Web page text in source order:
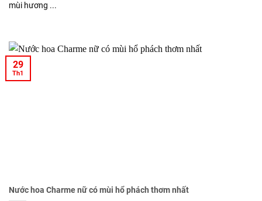
mùi hương ...
Nước hoa Charme nữ có mùi hổ phách thơm nhất
29
Th1